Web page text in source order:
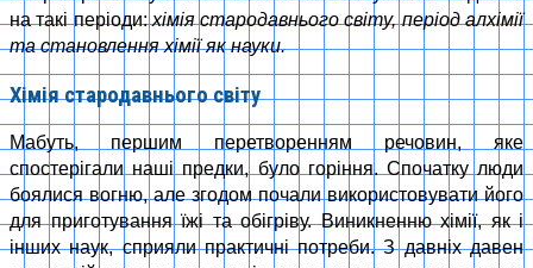
на такі періоди: хімія стародавнього світу, період алхімії
та становлення хімії як науки.
Хімія стародавнього світу
Мабуть, першим перетворенням речовин, яке
спостерігали наші предки, було горіння. Спочатку люди
боялися вогню, але згодом почали використовувати його
для приготування їжі та обігріву. Виникненню хімії, як і
інших наук, сприяли практичні потреби. З давніх давен